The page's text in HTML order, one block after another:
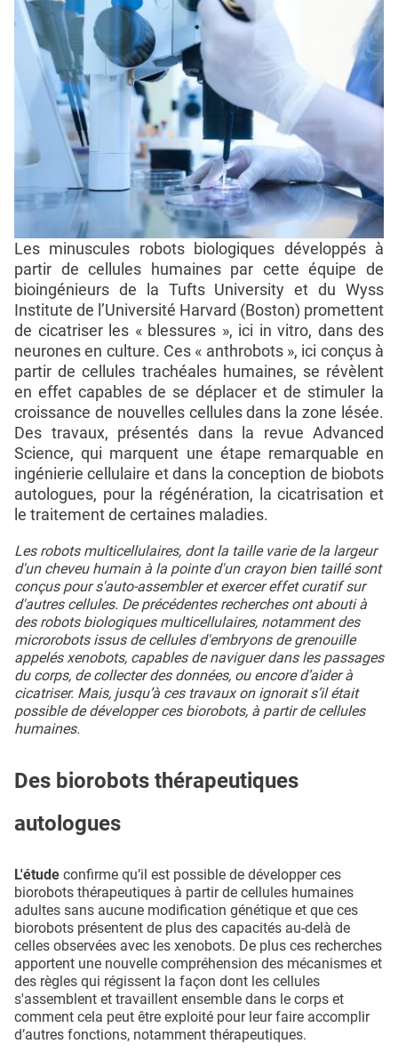
Les minuscules robots biologiques développés à
partir de cellules humaines par cette équipe de
bioingénieurs de la Tufts University et du Wyss
Institute de l’Université Harvard (Boston) promettent
de cicatriser les « blessures », ici in vitro, dans des
neurones en culture. Ces « anthrobots », ici conçus à
partir de cellules trachéales humaines, se révèlent
en effet capables de se déplacer et de stimuler la
croissance de nouvelles cellules dans la zone lésée.
Des travaux, présentés dans la revue Advanced
Science, qui marquent une étape remarquable en
ingénierie cellulaire et dans la conception de biobots
autologues, pour la régénération, la cicatrisation et
le traitement de certaines maladies.
Les robots multicellulaires, dont la taille varie de la largeur
d'un cheveu humain à la pointe d'un crayon bien taillé sont
conçus pour s'auto-assembler et exercer effet curatif sur
d'autres cellules. De précédentes recherches ont abouti à
des robots biologiques multicellulaires, notamment des
microrobots issus de cellules d'embryons de grenouille
appelés xenobots, capables de naviguer dans les passages
du corps, de collecter des données, ou encore d’aider à
cicatriser. Mais, jusqu’à ces travaux on ignorait s’il était
possible de développer ces biorobots, à partir de cellules
humaines.
Des biorobots thérapeutiques
autologues
L'étude confirme qu’il est possible de développer ces
biorobots thérapeutiques à partir de cellules humaines
adultes sans aucune modification génétique et que ces
biorobots présentent de plus des capacités au-delà de
celles observées avec les xenobots. De plus ces recherches
apportent une nouvelle compréhension des mécanismes et
des règles qui régissent la façon dont les cellules
s'assemblent et travaillent ensemble dans le corps et
comment cela peut être exploité pour leur faire accomplir
d’autres fonctions, notamment thérapeutiques.